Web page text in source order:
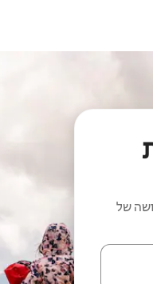
של
למעלה ולמטה או לעיין